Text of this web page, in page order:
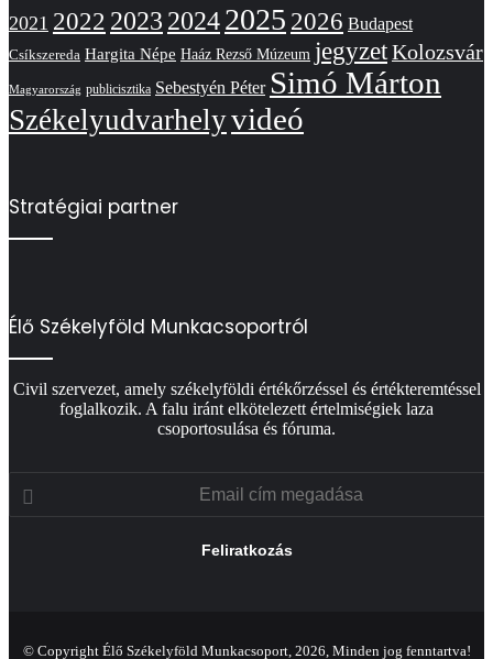
2021 2022 2023 20242025 2026 Budapest
Csíkszereda Hargita Népe Haáz Rezső Múzeum jegyzetKolozsvár
Magyarország publicisztika Sebestyén Péter Simó Márton
Székelyudvarhelyvideó
Stratégiai partner
Élő Székelyföld Munkacsoportról
Civil szervezet, amely székelyföldi értékőrzéssel és értékteremtéssel
foglalkozik. A falu iránt elkötelezett értelmiségiek laza
csoportosulása és fóruma.
cím
© Copyright Élő Székelyföld Munkacsoport, 2026, Minden jog fenntartva!